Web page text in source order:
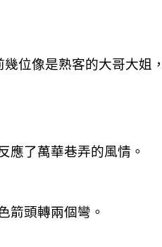
位像是熟客的大哥大姐
應了萬華巷弄的風情。
箭頭轉兩個彎。